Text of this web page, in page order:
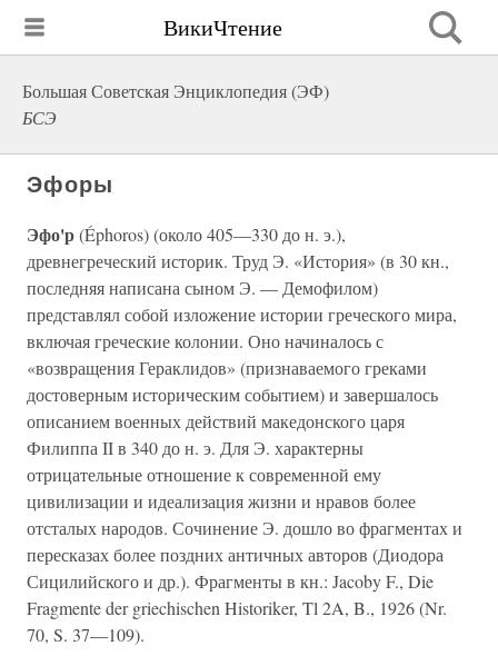
ВикиЧтение
Большая Советская Энциклопедия (ЭФ)
БСЭ
Эфоры
Эфо'р(Éphoros) (около 405—330 до н. э.),
древнегреческий историк. Труд Э. «История» (в 30 кн.,
последняя написана сыном Э. — Демофилом)
представлял собой изложение истории греческого мира,
включая греческие колонии. Оно начиналось с
«возвращения Гераклидов» (признаваемого греками
достоверным историческим событием) и завершалось
описанием военных действий македонского царя
Филиппа II в 340 до н. э. Для Э. характерны
отрицательные отношение к современной ему
цивилизации и идеализация жизни и нравов более
отсталых народов. Сочинение Э. дошло во фрагментах и
пересказах более поздних античных авторов (Диодора
Сицилийского и др.). Фрагменты в кн.: Jacoby F., Die
Fragmente der griechischen Historiker, Tl 2A, B., 1926 (Nr.
70, S. 37—109).